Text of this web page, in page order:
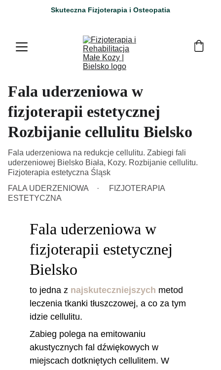
Skuteczna Fizjoterapia i Osteopatia
Fala uderzeniowa w
fizjoterapii estetycznej
Rozbijanie cellulitu Bielsko
Fala uderzeniowa na redukcje cellulitu. Zabiegi fali
uderzeniowej Bielsko Biała, Kozy. Rozbijanie cellulitu.
Fizjoterapia estetyczna Śląsk
FALA UDERZENIOWA
FIZJOTERAPIA
ESTETYCZNA
Fala uderzeniowa w
fizjoterapii estetycznej
Bielsko
to jedna z najskuteczniejszych metod
leczenia tkanki tłuszczowej, a co za tym
idzie cellulitu.
Zabieg polega na emitowaniu
akustycznych fal dźwiękowych w
miejscach dotkniętych cellulitem. W